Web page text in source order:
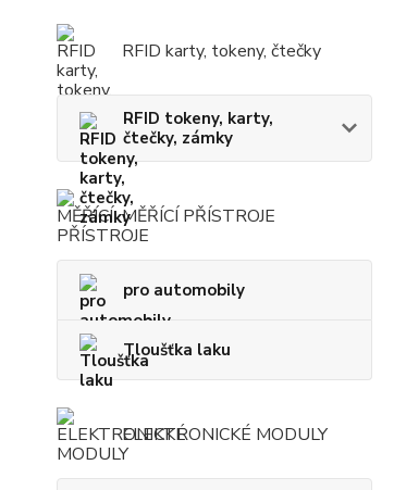
RFID karty, tokeny, čtečky
RFID tokeny, karty,
čtečky, zámky
MĚŘÍCÍ PŘÍSTROJE
pro automobily
Tloušťka laku
ELEKTRONICKÉ MODULY